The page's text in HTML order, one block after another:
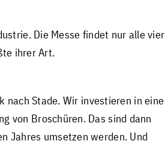
Die Messe findet nur alle vier
ihrer Art.
nach Stade. Wir investieren in eine
von Broschüren. Das sind dann
Jahres umsetzen werden. Und